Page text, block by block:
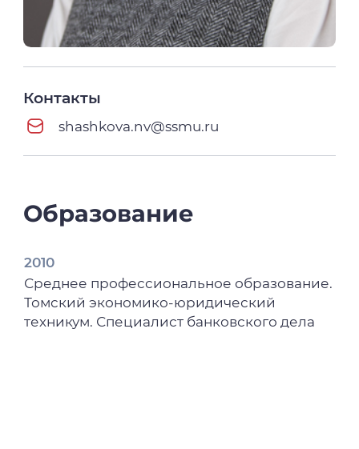
Контакты
shashkova.nv@ssmu.ru
Образование
2010
Среднее профессиональное образование.
Томский экономико-юридический
техникум. Специалист банковского дела